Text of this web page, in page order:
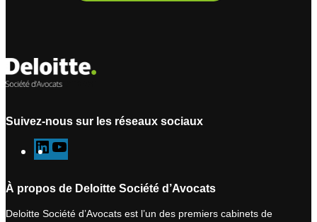
Suivez-nous sur les réseaux sociaux
L
i
k
e
o
T
u
À propos de Deloitte Société d’Avocats
Deloitte Société d’Avocats est l’un des premiers cabinets de